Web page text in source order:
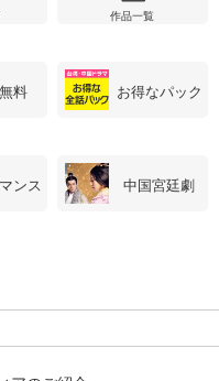
入、定額見放題の購入履歴の
す。こちらから視聴いただく
作品一覧
料 お得なパック
ンス 中国宮廷劇